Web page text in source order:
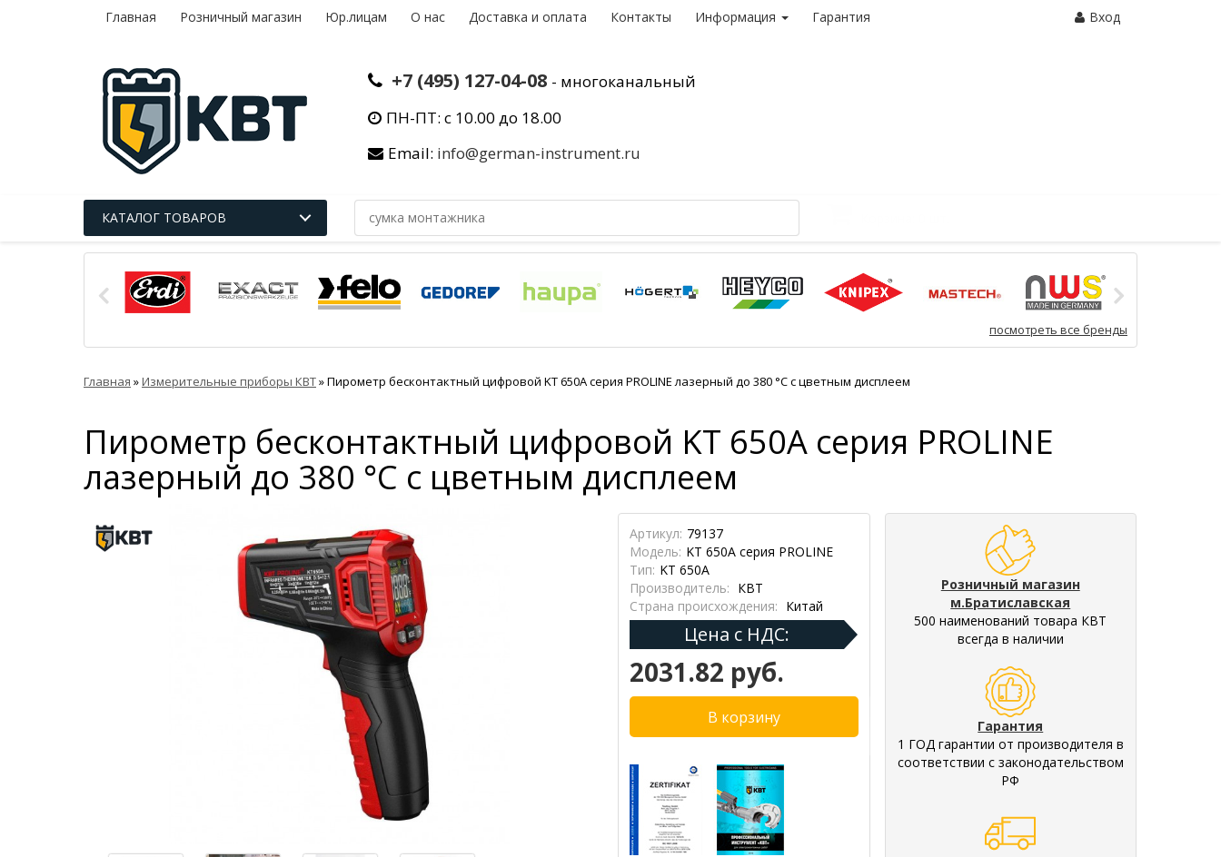
Главная Розничный магазин Юр.лицам О нас Доставка и оплата Контакты Информация Гарантия Вход
+7 (495) 127-04-08 - многоканальный
ПН-ПТ: с 10.00 до 18.00
Email: info@german-instrument.ru
КАТАЛОГ ТОВАРОВ
посмотреть все бренды
Главная »Измерительные приборы КВТ»Пирометр бесконтактный цифровой KT 650A серия PROLINE лазерный до 380 °C с цветным дисплеем
Пирометр бесконтактный цифровой KT 650A серия PROLINE
лазерный до 380 °C с цветным дисплеем
Артикул: 79137
Модель: KT 650A серия PROLINE
Тип: KT 650A
Производитель: КВТ
Страна происхождения: Китай
Цена с НДС:
2031.82 руб.
Розничный магазин
м.Братиславская
500 наименований товара КВТ
всегда в наличии
Гарантия
1 ГОД гарантии от производителя в
соответствии с законодательством
РФ